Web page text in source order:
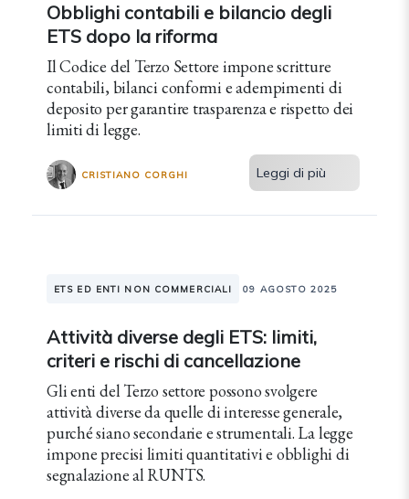
Obblighi contabili e bilancio degli
ETS dopo la riforma
Il Codice del Terzo Settore impone scritture
contabili, bilanci conformi e adempimenti di
deposito per garantire trasparenza e rispetto dei
limiti di legge.
CRISTIANO CORGHI Leggi di più
ETS ED ENTI NON COMMERCIALI 09 AGOSTO 2025
Attività diverse degli ETS: limiti,
criteri e rischi di cancellazione
Gli enti del Terzo settore possono svolgere
attività diverse da quelle di interesse generale,
purché siano secondarie e strumentali. La legge
impone precisi limiti quantitativi e obblighi di
segnalazione al RUNTS.